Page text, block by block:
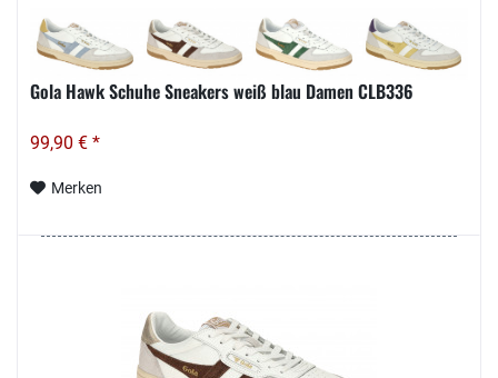
Gola Hawk Schuhe Sneakers weiß blau Damen CLB336
99,90 € *
Merken